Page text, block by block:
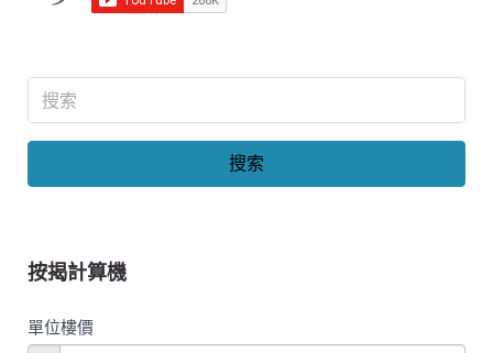
搜索
按揭計算機
單位樓價